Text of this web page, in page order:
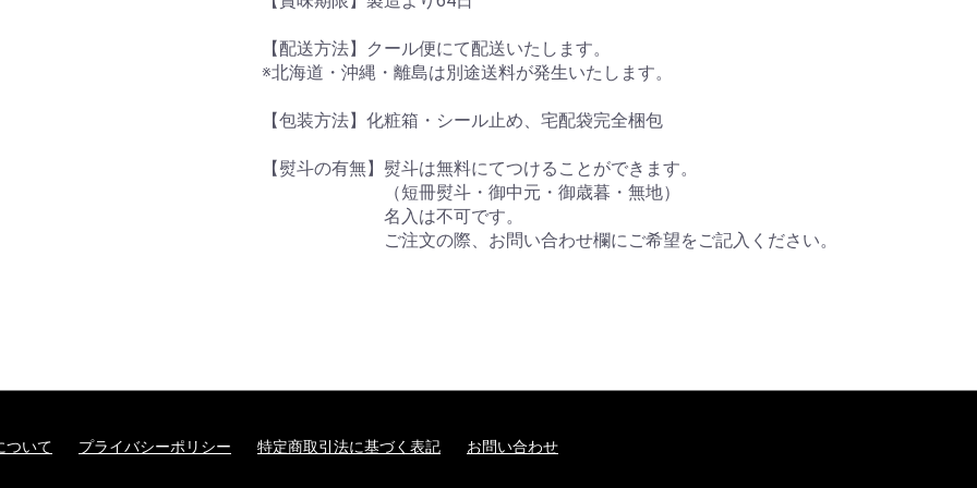
【配送方法】クール便にて配送いたします。
※北海道・沖縄・離島は別途送料が発生いたします。
【包装方法】化粧箱・シール止め、宅配袋完全梱包
【熨斗の有無】熨斗は無料にてつけることができます。
（短冊熨斗・御中元・御歳暮・無地）
名入は不可です。
ご注文の際、お問い合わせ欄にご希望をご記入ください。
ついて プライバシーポリシー 特定商取引法に基づく表記 お問い合わせ